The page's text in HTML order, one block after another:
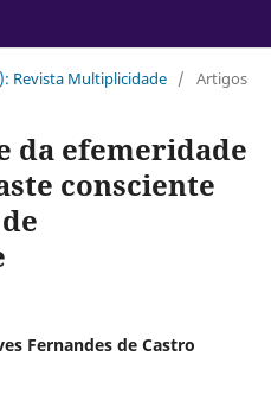
Revista Multiplicidade / Artigos
da efemeridade
consciente
Fernandes de Castro